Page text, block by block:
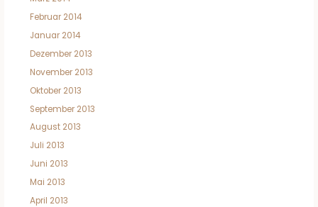
Februar 2014
Januar 2014
Dezember 2013
November 2013
Oktober 2013
September 2013
August 2013
Juli 2013
Juni 2013
Mai 2013
April 2013